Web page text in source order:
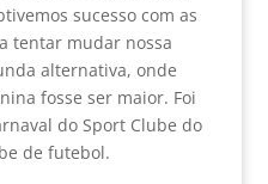
sucesso com as
tentar mudar nossa
alternativa, onde
fosse ser maior. Foi
do Sport Clube do
de futebol.